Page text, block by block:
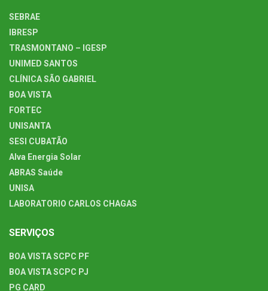
SEBRAE
IBRESP
TRASMONTANO – IGESP
UNIMED SANTOS
CLÍNICA SÃO GABRIEL
BOA VISTA
FORTEC
UNISANTA
SESI CUBATÃO
Alva Energia Solar
ABRAS Saúde
UNISA
LABORATORIO CARLOS CHAGAS
SERVIÇOS
BOA VISTA SCPC PF
BOA VISTA SCPC PJ
PG CARD